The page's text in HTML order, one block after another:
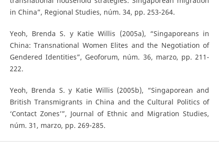
in China”, Regional Studies, núm. 34, pp. 253-264.
Yeoh, Brenda S. y Katie Willis (2005a), “Singaporeans in
China: Transnational Women Elites and the Negotiation of
Gendered Identities”, Geoforum, núm. 36, marzo, pp. 211-
222.
Yeoh, Brenda S. y Katie Willis (2005b), “Singaporean and
British Transmigrants in China and the Cultural Politics of
‘Contact Zones’”, Journal of Ethnic and Migration Studies,
núm. 31, marzo, pp. 269-285.